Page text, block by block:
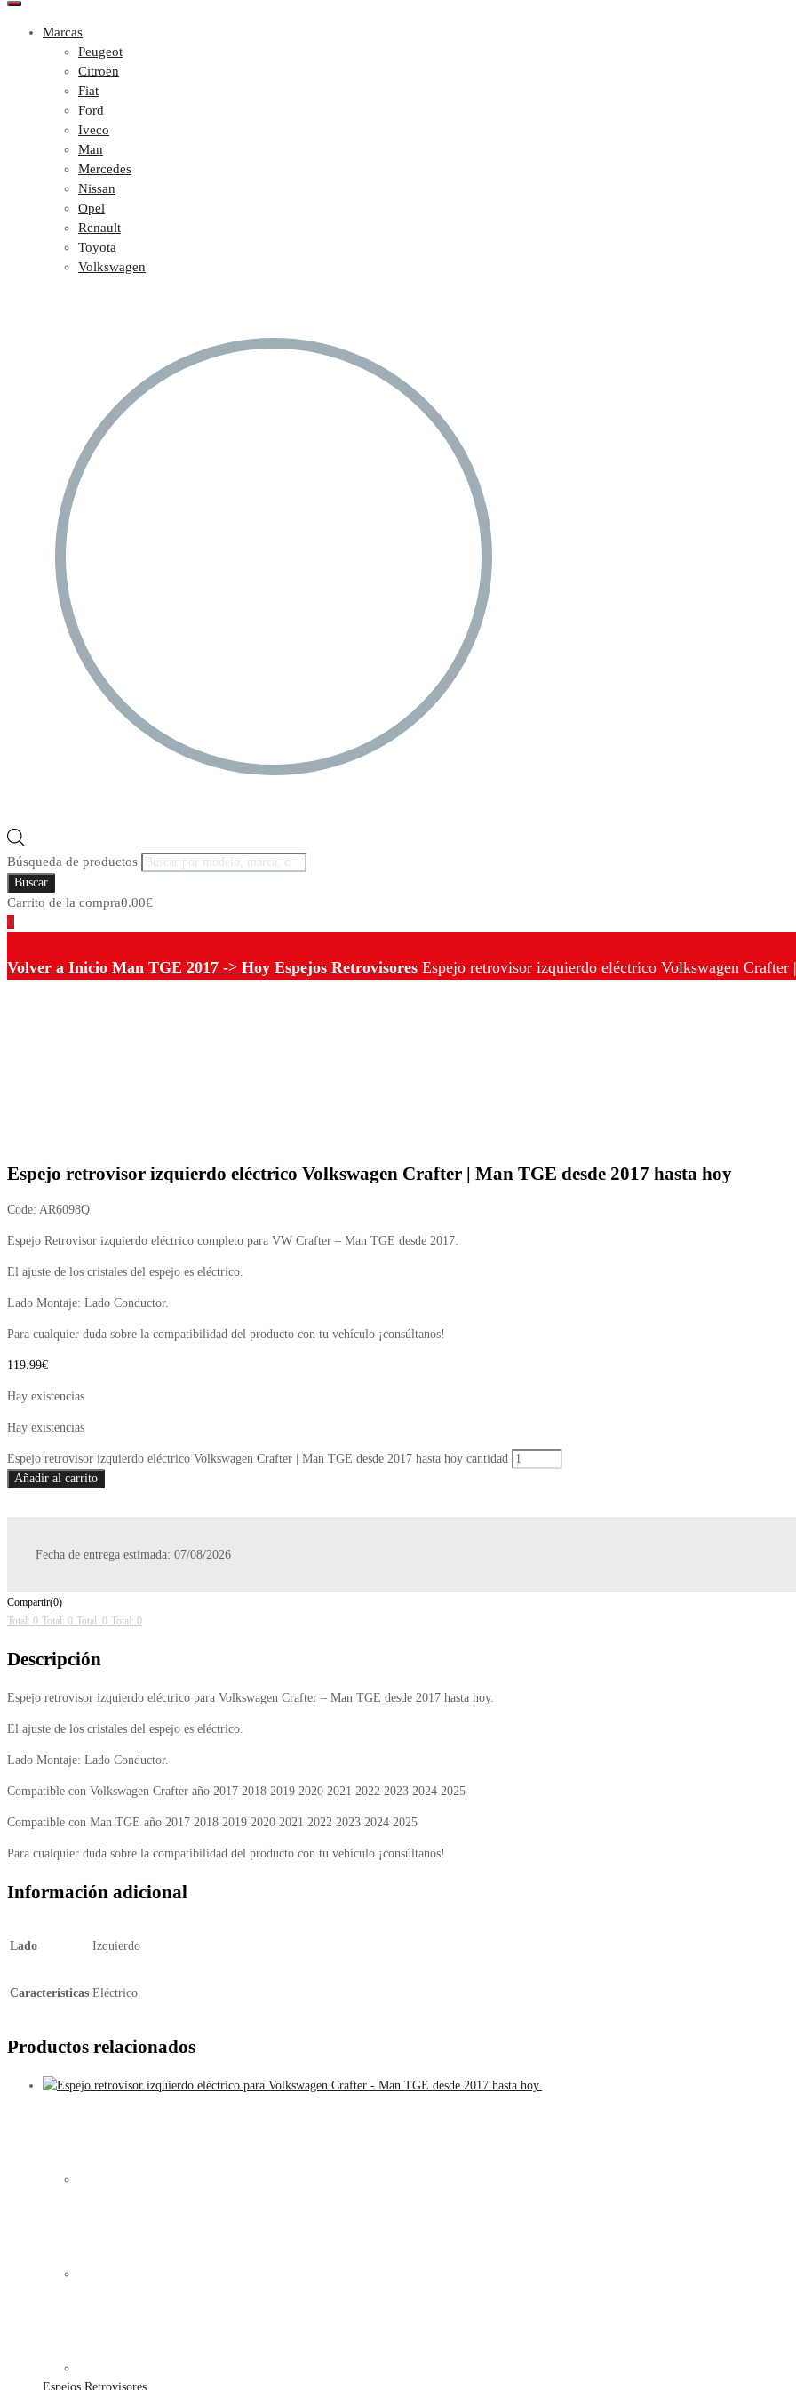
Marcas
Peugeot
Citroën
Fiat
Ford
Iveco
Man
Mercedes
Nissan
Opel
Renault
Toyota
Volkswagen
Búsqueda de productos
Buscar
Carrito de la compra0.00€
0
Volver a Inicio Man TGE 2017 -> Hoy Espejos Retrovisores Espejo retrovisor izquierdo eléctrico Volkswagen Crafter
Espejo retrovisor izquierdo eléctrico Volkswagen Crafter | Man TGE desde 2017 hasta hoy
Code: AR6098Q
Espejo Retrovisor izquierdo eléctrico completo para VW Crafter – Man TGE desde 2017.
El ajuste de los cristales del espejo es eléctrico.
Lado Montaje: Lado Conductor.
Para cualquier duda sobre la compatibilidad del producto con tu vehículo ¡consúltanos!
119.99€
Hay existencias
Hay existencias
Espejo retrovisor izquierdo eléctrico Volkswagen Crafter | Man TGE desde 2017 hasta hoy cantidad
Añadir al carrito
Fecha de entrega estimada: 07/08/2026
Compartir(0)
Total: 0 Total: 0 Total: 0 Total: 0
Descripción
Espejo retrovisor izquierdo eléctrico para Volkswagen Crafter – Man TGE desde 2017 hasta hoy.
El ajuste de los cristales del espejo es eléctrico.
Lado Montaje: Lado Conductor.
Compatible con Volkswagen Crafter año 2017 2018 2019 2020 2021 2022 2023 2024 2025
Compatible con Man TGE año 2017 2018 2019 2020 2021 2022 2023 2024 2025
Para cualquier duda sobre la compatibilidad del producto con tu vehículo ¡consúltanos!
Información adicional
Lado Izquierdo
Características Eléctrico
Productos relacionados
Espejos Retrovisores